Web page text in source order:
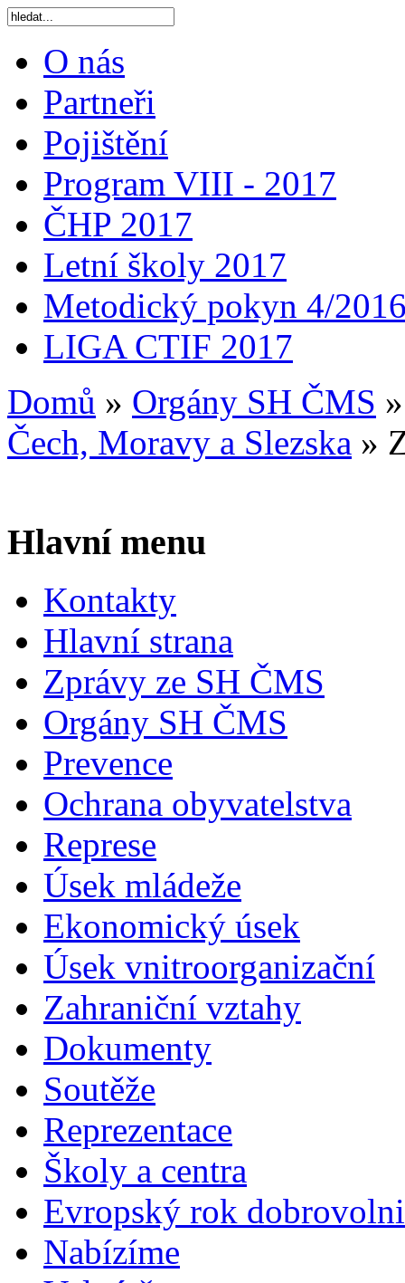
O nás
Partneři
Pojištění
Program VIII - 2017
ČHP 2017
Letní školy 2017
Metodický pokyn 4/
LIGA CTIF 2017
Domů » Orgány SH ČMS »
Čech, Moravy a Slezska »
Hlavní menu
Kontakty
Hlavní strana
Zprávy ze SH ČMS
Orgány SH ČMS
Prevence
Ochrana obyvatelstva
Represe
Úsek mládeže
Ekonomický úsek
Úsek vnitroorganizační
Zahraniční vztahy
Dokumenty
Soutěže
Reprezentace
Školy a centra
Evropský rok
Nabízíme